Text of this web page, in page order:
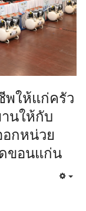
ให้แก่ครัว
นให้กับ
กหน่วย
ขอนแก่น